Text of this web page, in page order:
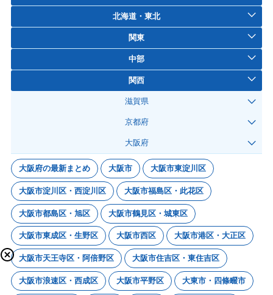
北海道・東北
関東
中部
関西
滋賀県
京都府
大阪府
大阪府の最新まとめ 大阪市 大阪市東淀川区
大阪市淀川区・西淀川区 大阪市福島区・此花区
大阪市都島区・旭区 大阪市鶴見区・城東区
大阪市東成区・生野区 大阪市西区 大阪市港区・大正区
大阪市天王寺区・阿倍野区 大阪市住吉区・東住吉区
大阪市浪速区・西成区 大阪市平野区 大東市・四條畷市